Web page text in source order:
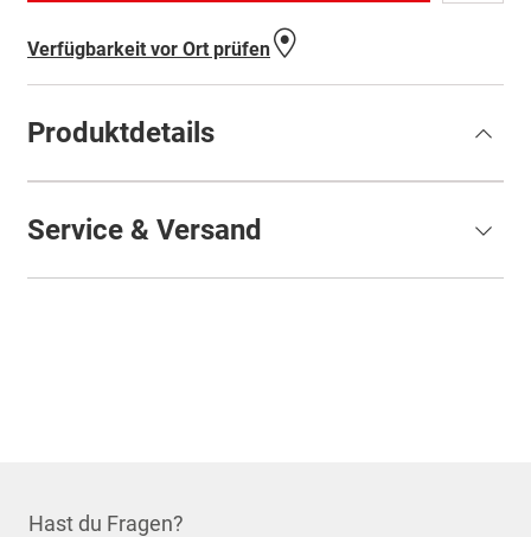
Verfügbarkeit vor Ort prüfen
Produktdetails
Service & Versand
Hast du Fragen?